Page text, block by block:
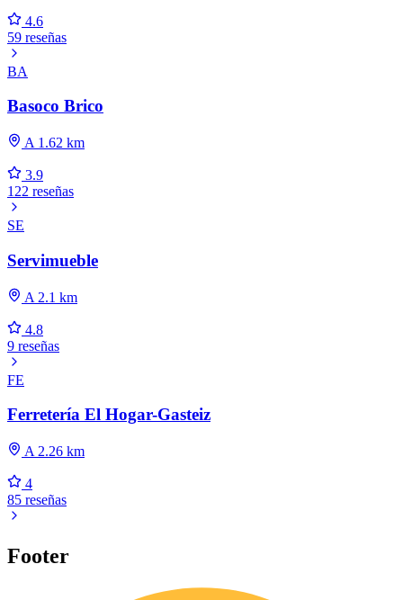
4.6
59 reseñas
BA
Basoco Brico
A 1.62 km
3.9
122 reseñas
SE
Servimueble
A 2.1 km
4.8
9 reseñas
FE
Ferretería El Hogar-Gasteiz
A 2.26 km
4
85 reseñas
Footer